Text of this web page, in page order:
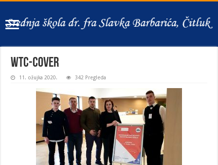
WTC-cover
11. ožujka 2020. 342 Pregleda